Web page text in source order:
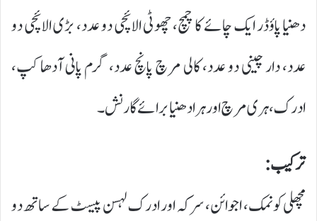
دھنیا پاؤڈر ایک چائے کا چمچ، چھوٹی الائچی دو عدد، بڑی الائچی دو
عدد، دار چینی دو عدد، کالی مرچ پانچ عدد، گرم پانی آدھا کپ،
ادرک، ہری مرچ اور ہرا دھنیا برائے گارنش۔
ترکیب:
مچھلی کو نمک، اجوائن، سرکہ اور ادرک لہسن پیسٹ کے ساتھ دو